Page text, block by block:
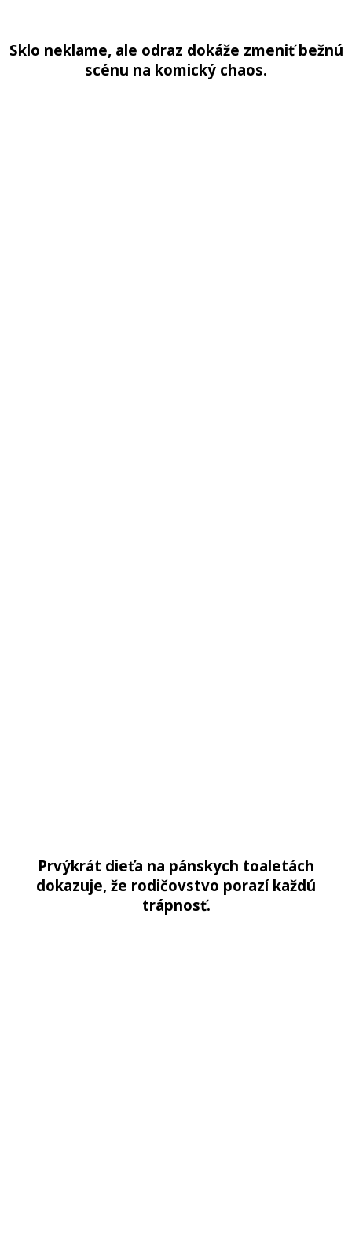
Sklo neklame, ale odraz dokáže zmeniť bežnú
scénu na komický chaos.
Prvýkrát dieťa na pánskych toaletách
dokazuje, že rodičovstvo porazí každú
trápnosť.